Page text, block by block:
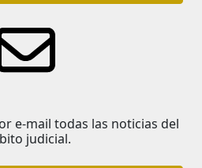
e-mail todas las noticias del
judicial.